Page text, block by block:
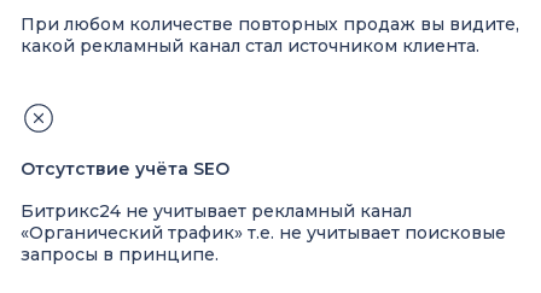
При любом количестве повторных продаж вы видите,
какой рекламный канал стал источником клиента.
Отсутствие учёта SEO
Битрикс24 не учитывает рекламный канал
«Органический трафик» т.е. не учитывает поисковые
запросы в принципе.